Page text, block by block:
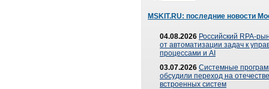
MSKIT.RU: последние новости
04.08.2026 Российский RPA-
от автоматизации задач к
процессами и AI
03.07.2026 Системные
обсудили переход на
встроенных систем